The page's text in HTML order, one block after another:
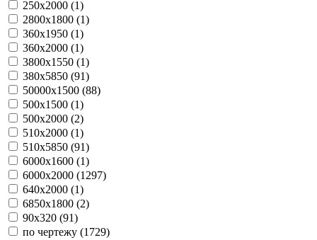
250х2000 (1)
2800х1800 (1)
360х1950 (1)
360х2000 (1)
3800х1550 (1)
380х5850 (91)
50000х1500 (88)
500х1500 (1)
500х2000 (2)
510х2000 (1)
510х5850 (91)
6000х1600 (1)
6000х2000 (1297)
640х2000 (1)
6850х1800 (2)
90х320 (91)
по чертежу (1729)